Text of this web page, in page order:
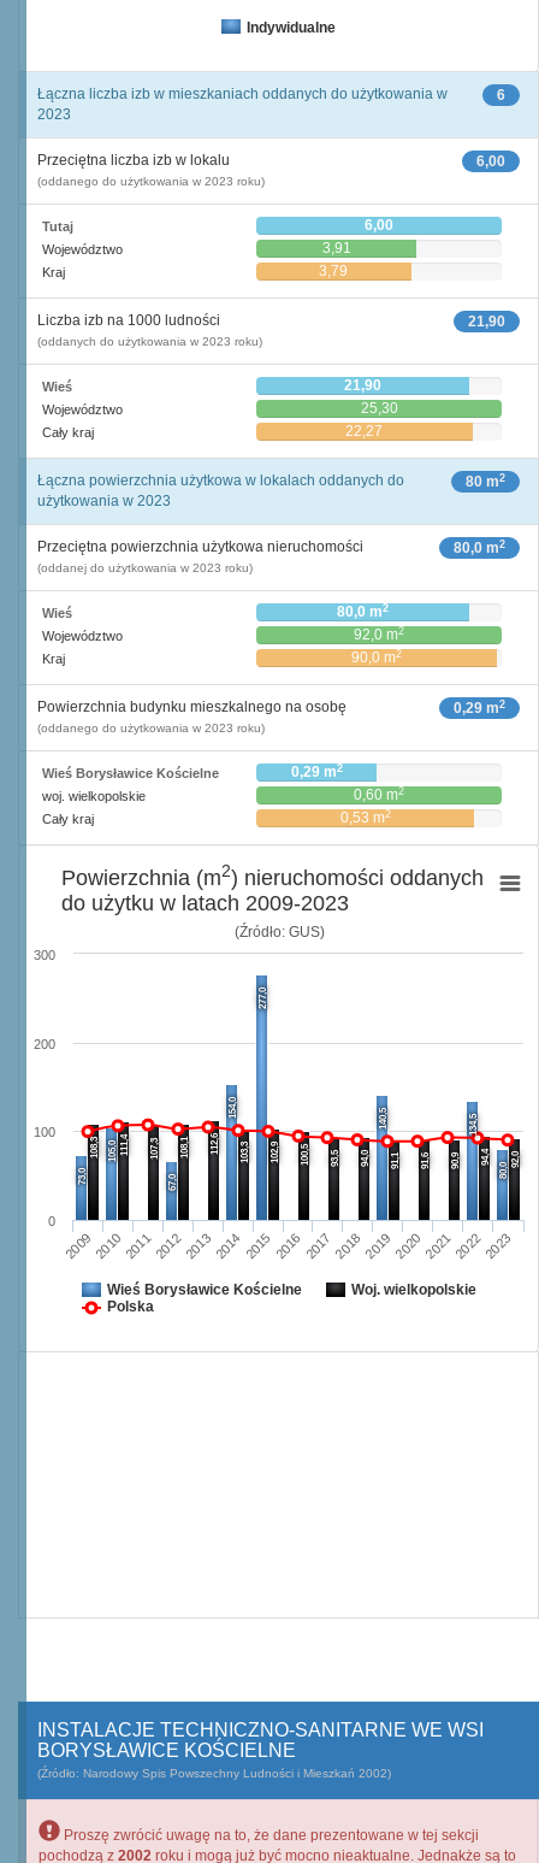
Indywidualne
6
Łączna liczba izb w mieszkaniach oddanych do użytkowania w
2023
6,00
Przeciętna liczba izb w lokalu
(oddanego do użytkowania w 2023 roku)
Tutaj 6,00
Województwo 3,91
Kraj 3,79
21,90
Liczba izb na 1000 ludności
(oddanych do użytkowania w 2023 roku)
Wieś 21,90
Województwo 25,30
Cały kraj 22,27
80 m2
Łączna powierzchnia użytkowa w lokalach oddanych do
użytkowania w 2023
80,0 m2
Przeciętna powierzchnia użytkowa nieruchomości
(oddanej do użytkowania w 2023 roku)
Wieś 80,0 m2
Województwo 92,0 m2
Kraj 90,0 m2
0,29 m2
Powierzchnia budynku mieszkalnego na osobę
(oddanego do użytkowania w 2023 roku)
Wieś Borysławice Kościelne 0,29 m2
woj. wielkopolskie 0,60 m2
Cały kraj 0,53 m2
(Źródło: GUS)
73,0
105,0
67,0
154,0
277,0
140,5 134,5
80,0
108,3 111,4 107,3 108,1 112,6 103,3 102,9 100,5 93,5 94,0 91,1 91,6 90,9 94,4 92,0
200920102011201220132014 2015 2016 2017 201820192020202120222023
0
100
200
300
Powierzchnia (m2) nieruchomości oddanych
do użytku w latach 2009-2023
Wieś Borysławice Kościelne
Woj. wielkopolskie
Polska
INSTALACJE TECHNICZNO-SANITARNE WE WSI
BORYSŁAWICE KOŚCIELNE
(Źródło: Narodowy Spis Powszechny Ludności i Mieszkań 2002)
Proszę zwrócić uwagę na to, że dane prezentowane w tej sekcji
pochodzą z 2002 roku i mogą już być mocno nieaktualne. Jednakże są to